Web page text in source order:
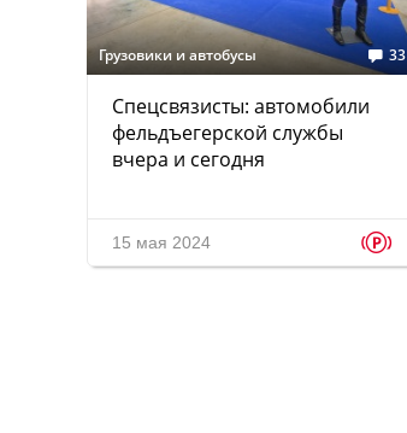
Грузовики и автобусы 33
Спецсвязисты: автомобили
фельдъегерской службы
вчера и сегодня
15 мая 2024 p